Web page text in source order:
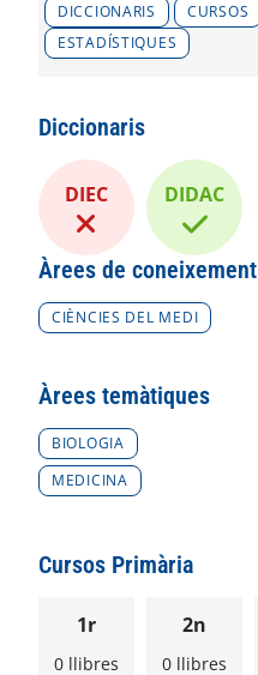
DICCIONARIS CURSOS
ESTADÍSTIQUES
Diccionaris
DIEC DIDAC
Àrees de coneixement
CIÈNCIES DEL MEDI
Àrees temàtiques
BIOLOGIA
MEDICINA
Cursos Primària
1r
0 llibres
2n
0 llibres